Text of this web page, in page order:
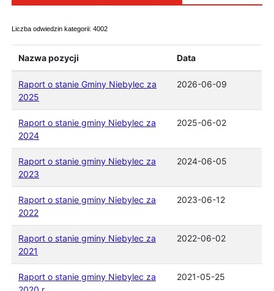
Liczba odwiedzin kategorii: 4002
Nazwa pozycji Data
Raport o stanie Gminy Niebylec za
2025
2026-06-09
Raport o stanie gminy Niebylec za
2024
2025-06-02
Raport o stanie gminy Niebylec za
2023
2024-06-05
Raport o stanie gminy Niebylec za
2022
2023-06-12
Raport o stanie gminy Niebylec za
2021
2022-06-02
Raport o stanie gminy Niebylec za
2021-05-25